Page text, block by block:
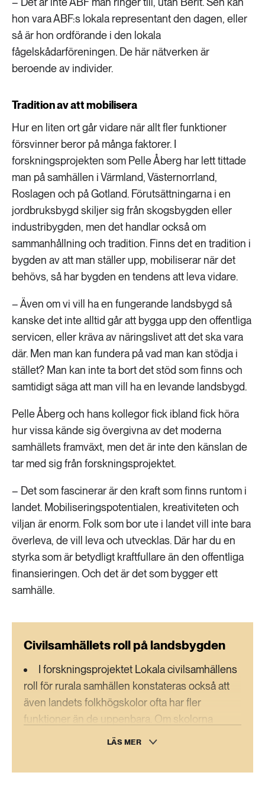
hon vara ABF:s lokala representant den dagen, eller
så är hon ordförande i den lokala
fågelskådarföreningen. De här nätverken är
beroende av individer.
Tradition av att mobilisera
Hur en liten ort går vidare när allt fler funktioner
försvinner beror på många faktorer. I
forskningsprojekten som Pelle Åberg har lett tittade
man på samhällen i Värmland, Västernorrland,
Roslagen och på Gotland. Förutsättningarna i en
jordbruksbygd skiljer sig från skogsbygden eller
industribygden, men det handlar också om
sammanhållning och tradition. Finns det en tradition i
bygden av att man ställer upp, mobiliserar när det
behövs, så har bygden en tendens att leva vidare.
– Även om vi vill ha en fungerande landsbygd så
kanske det inte alltid går att bygga upp den offentliga
servicen, eller kräva av näringslivet att det ska vara
där. Men man kan fundera på vad man kan stödja i
stället? Man kan inte ta bort det stöd som finns och
samtidigt säga att man vill ha en levande landsbygd.
Pelle Åberg och hans kollegor fick ibland fick höra
hur vissa kände sig övergivna av det moderna
samhällets framväxt, men det är inte den känslan de
tar med sig från forskningsprojektet.
– Det som fascinerar är den kraft som finns runtom i
landet. Mobiliseringspotentialen, kreativiteten och
viljan är enorm. Folk som bor ute i landet vill inte bara
överleva, de vill leva och utvecklas. Där har du en
styrka som är betydligt kraftfullare än den offentliga
finansieringen. Och det är det som bygger ett
samhälle.
Civilsamhällets roll på landsbygden
I forskningsprojektet Lokala civilsamhällens
roll för rurala samhällen konstateras också att
även landets folkhögskolor ofta har fler
funktioner än de uppenbara. Om skolorna
lyckas bli en integrerad del i lokalsamhället, och
LÄS MER